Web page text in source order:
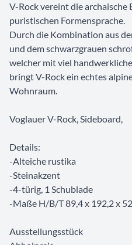
V-Rock vereint die
puristischen Formensprache.
Durch die Kombination aus
und dem schwarzgrauen
welcher mit viel
bringt V-Rock ein echtes
Wohnraum.
Voglauer V-Rock, Sideboard,
Details:
-Alteiche rustika
-Steinakzent
-4-türig, 1 Schublade
-Maße H/B/T 89,4 x 192,2 x
Ausstellungsstück